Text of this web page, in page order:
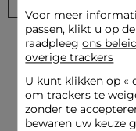
Voor meer
passen, klikt u op
raadpleegons
overige trackers
U kunt klikken op «
om trackers te
zonder te
bewaren uw keuze